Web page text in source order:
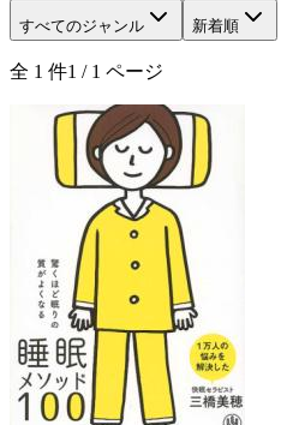
すべてのジャンル 新着順
全 1 件1 / 1 ページ